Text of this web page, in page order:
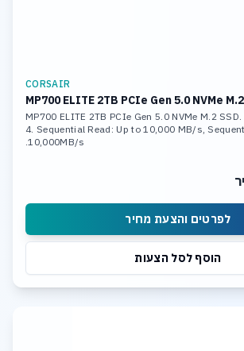
CORSAIR
MP700 ELITE 2TB PCIe Gen 5.0 NVMe
MP700 ELITE 2TB PCIe Gen 5.0 NVMe M.2
4. Sequential Read: Up to 10,000 MB/s,
10,000MB/s.
לפרטים והצעת מחיר
הוסף לסל הצעות